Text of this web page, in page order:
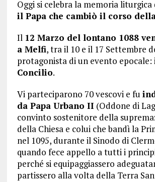
Oggi si celebra la memoria liturgica
il Papa che cambiò il corso
Il 12 Marzo del lontano 1088
a Melfi, tra il 10 e il 17 Settembre
protagonista di un evento epocale:
Concilio.
Vi parteciparono 70 vescovi e fu
da Papa Urbano II (Oddone di
convinto sostenitore della
della Chiesa e coluiche bandì la
nel 1095, durante il Sinodo di
quando fece appello a tutti i
perché si equipaggiassero
partissero alla volta della Terra